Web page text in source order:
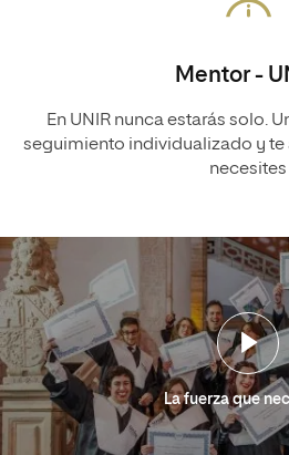
Mentor -
En UNIR nunca estarás solo.
seguimiento individualizado y te
necesites
La fuerza que